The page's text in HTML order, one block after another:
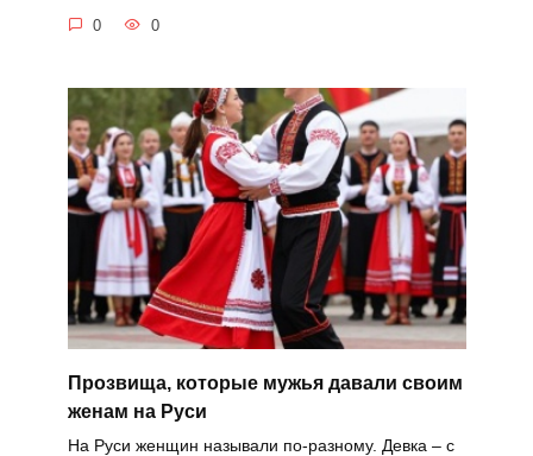
0 0
Прозвища, которые мужья давали своим
женам на Руси
На Руси женщин называли по-разному. Девка – с